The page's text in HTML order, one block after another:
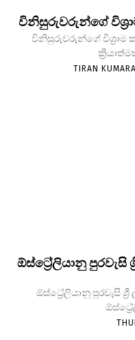
විනිසුරුවරුන්ගේ
විනිසුරුවරුන්ගේ විශ්‍රාම
TIRAN
ඕස්ට්‍රේලියානු
ඕස්ට්‍රේලියානු පුරවැසි